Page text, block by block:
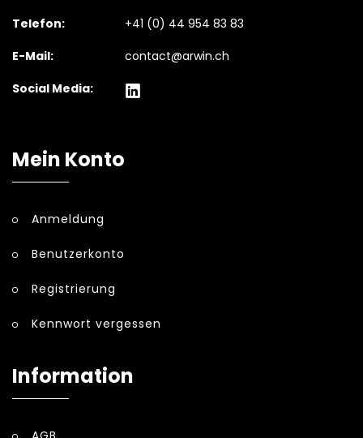
Telefon:
+41 (0) 44 954 83 83
E-Mail:
contact@arwin.ch
Social Media:
Mein Konto
Anmeldung
Benutzerkonto
Registrierung
Kennwort vergessen
Information